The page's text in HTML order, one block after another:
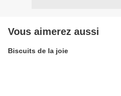
Vous aimerez aussi
Biscuits de la joie